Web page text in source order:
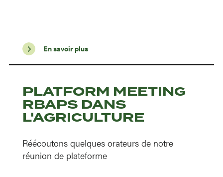
En savoir plus
PLATFORM MEETING
RBAPS DANS
L'AGRICULTURE
Réécoutons quelques orateurs de notre
réunion de plateforme